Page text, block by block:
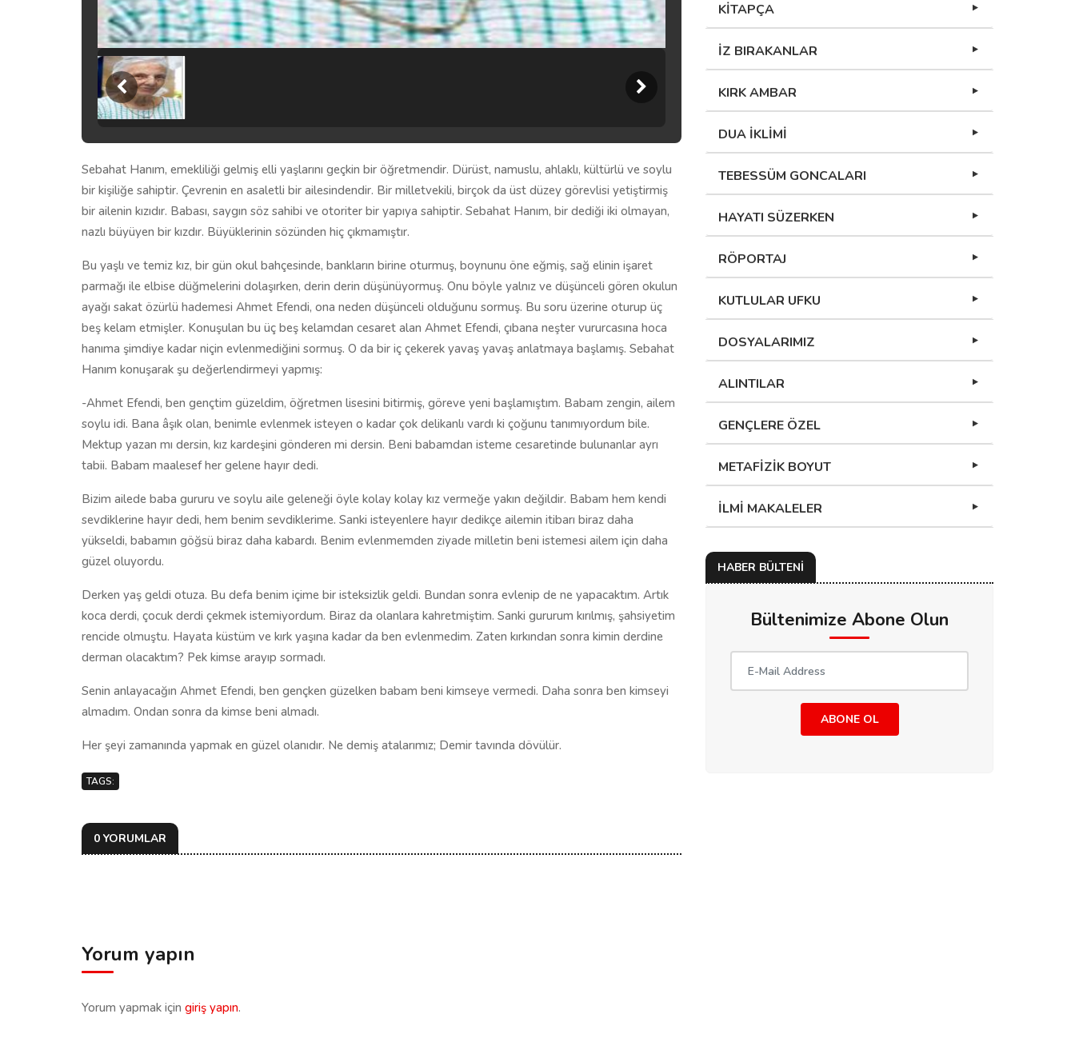
Sebahat Hanım, emekliliği gelmiş elli yaşlarını geçkin bir öğretmendir. Dürüst, namuslu, ahlaklı, kültürlü ve soylu
bir kişiliğe sahiptir. Çevrenin en asaletli bir ailesindendir. Bir milletvekili, birçok da üst düzey görevlisi yetiştirmiş
bir ailenin kızıdır. Babası, saygın söz sahibi ve otoriter bir yapıya sahiptir. Sebahat Hanım, bir dediği iki olmayan,
nazlı büyüyen bir kızdır. Büyüklerinin sözünden hiç çıkmamıştır.
Bu yaşlı ve temiz kız, bir gün okul bahçesinde, bankların birine oturmuş, boynunu öne eğmiş, sağ elinin işaret
parmağı ile elbise düğmelerini dolaşırken, derin derin düşünüyormuş. Onu böyle yalnız ve düşünceli gören okulun
ayağı sakat özürlü hademesi Ahmet Efendi, ona neden düşünceli olduğunu sormuş. Bu soru üzerine oturup üç
beş kelam etmişler. Konuşulan bu üç beş kelamdan cesaret alan Ahmet Efendi, çıbana neşter vururcasına hoca
hanıma şimdiye kadar niçin evlenmediğini sormuş. O da bir iç çekerek yavaş yavaş anlatmaya başlamış. Sebahat
Hanım konuşarak şu değerlendirmeyi yapmış:
-Ahmet Efendi, ben gençtim güzeldim, öğretmen lisesini bitirmiş, göreve yeni başlamıştım. Babam zengin, ailem
soylu idi. Bana âşık olan, benimle evlenmek isteyen o kadar çok delikanlı vardı ki çoğunu tanımıyordum bile.
Mektup yazan mı dersin, kız kardeşini gönderen mi dersin. Beni babamdan isteme cesaretinde bulunanlar ayrı
tabii. Babam maalesef her gelene hayır dedi.
Bizim ailede baba gururu ve soylu aile geleneği öyle kolay kolay kız vermeğe yakın değildir. Babam hem kendi
sevdiklerine hayır dedi, hem benim sevdiklerime. Sanki isteyenlere hayır dedikçe ailemin itibarı biraz daha
yükseldi, babamın göğsü biraz daha kabardı. Benim evlenmemden ziyade milletin beni istemesi ailem için daha
güzel oluyordu.
Derken yaş geldi otuza. Bu defa benim içime bir isteksizlik geldi. Bundan sonra evlenip de ne yapacaktım. Artık
koca derdi, çocuk derdi çekmek istemiyordum. Biraz da olanlara kahretmiştim. Sanki gururum kırılmış, şahsiyetim
rencide olmuştu. Hayata küstüm ve kırk yaşına kadar da ben evlenmedim. Zaten kırkından sonra kimin derdine
derman olacaktım? Pek kimse arayıp sormadı.
Senin anlayacağın Ahmet Efendi, ben gençken güzelken babam beni kimseye vermedi. Daha sonra ben kimseyi
almadım. Ondan sonra da kimse beni almadı.
Her şeyi zamanında yapmak en güzel olanıdır. Ne demiş atalarımız; Demir tavında dövülür.
TAGS:
0 YORUMLAR
Yorum yapın
Yorum yapmak için giriş yapın.
KİTAPÇA
İZ BIRAKANLAR
KIRK AMBAR
DUA İKLİMİ
TEBESSÜM GONCALARI
HAYATI SÜZERKEN
RÖPORTAJ
KUTLULAR UFKU
DOSYALARIMIZ
ALINTILAR
GENÇLERE ÖZEL
METAFİZİK BOYUT
İLMİ MAKALELER
HABER BÜLTENİ
Bültenimize Abone Olun
ABONE OL